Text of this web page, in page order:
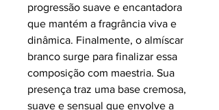
progressão suave e encantadora
que mantém a fragrância viva e
dinâmica. Finalmente, o almíscar
branco surge para finalizar essa
composição com maestria. Sua
presença traz uma base cremosa,
suave e sensual que envolve a